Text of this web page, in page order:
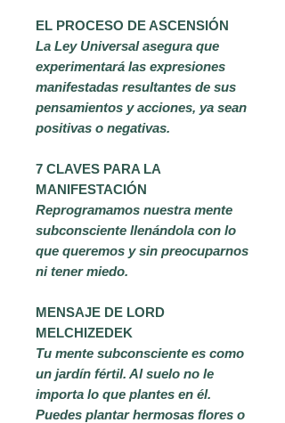
EL PROCESO DE ASCENSIÓN
La Ley Universal asegura que
experimentará las expresiones
manifestadas resultantes de sus
pensamientos y acciones, ya sean
positivas o negativas.
7 CLAVES PARA LA
MANIFESTACIÓN
Reprogramamos nuestra mente
subconsciente llenándola con lo
que queremos y sin preocuparnos
ni tener miedo.
MENSAJE DE LORD
MELCHIZEDEK
Tu mente subconsciente es como
un jardín fértil. Al suelo no le
importa lo que plantes en él.
Puedes plantar hermosas flores o